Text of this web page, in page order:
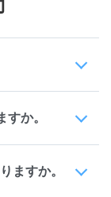
か。
ますか。